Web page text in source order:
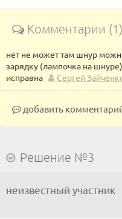
Комментарии
нет не может там шнур
зарядку (лампочка на
исправна
Сергей
добавить
Решение №3
неизвестный участник